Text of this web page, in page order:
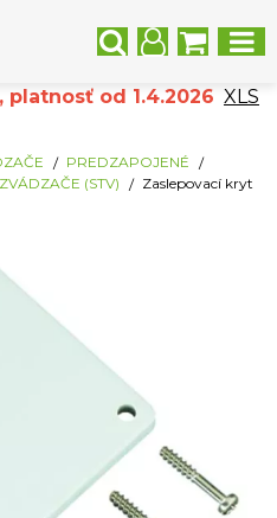
od 1.4.2026 XLS
PREDZAPOJENÉ
(STV)
Zaslepovací kryt